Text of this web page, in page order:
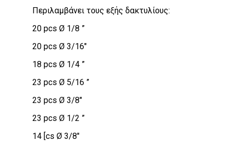
Περιλαμβάνει τους εξής δακτυλίους:
20 pcs Ø 1/8 ”
20 pcs Ø 3/16″
18 pcs Ø 1/4 ”
23 pcs Ø 5/16 ”
23 pcs Ø 3/8″
23 pcs Ø 1/2 ”
14 [cs Ø 3/8″